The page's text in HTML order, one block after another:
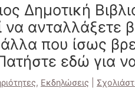
Δημοτική
ανταλλάξετε
που ίσως
εδώ για
, Εκδηλώσεις